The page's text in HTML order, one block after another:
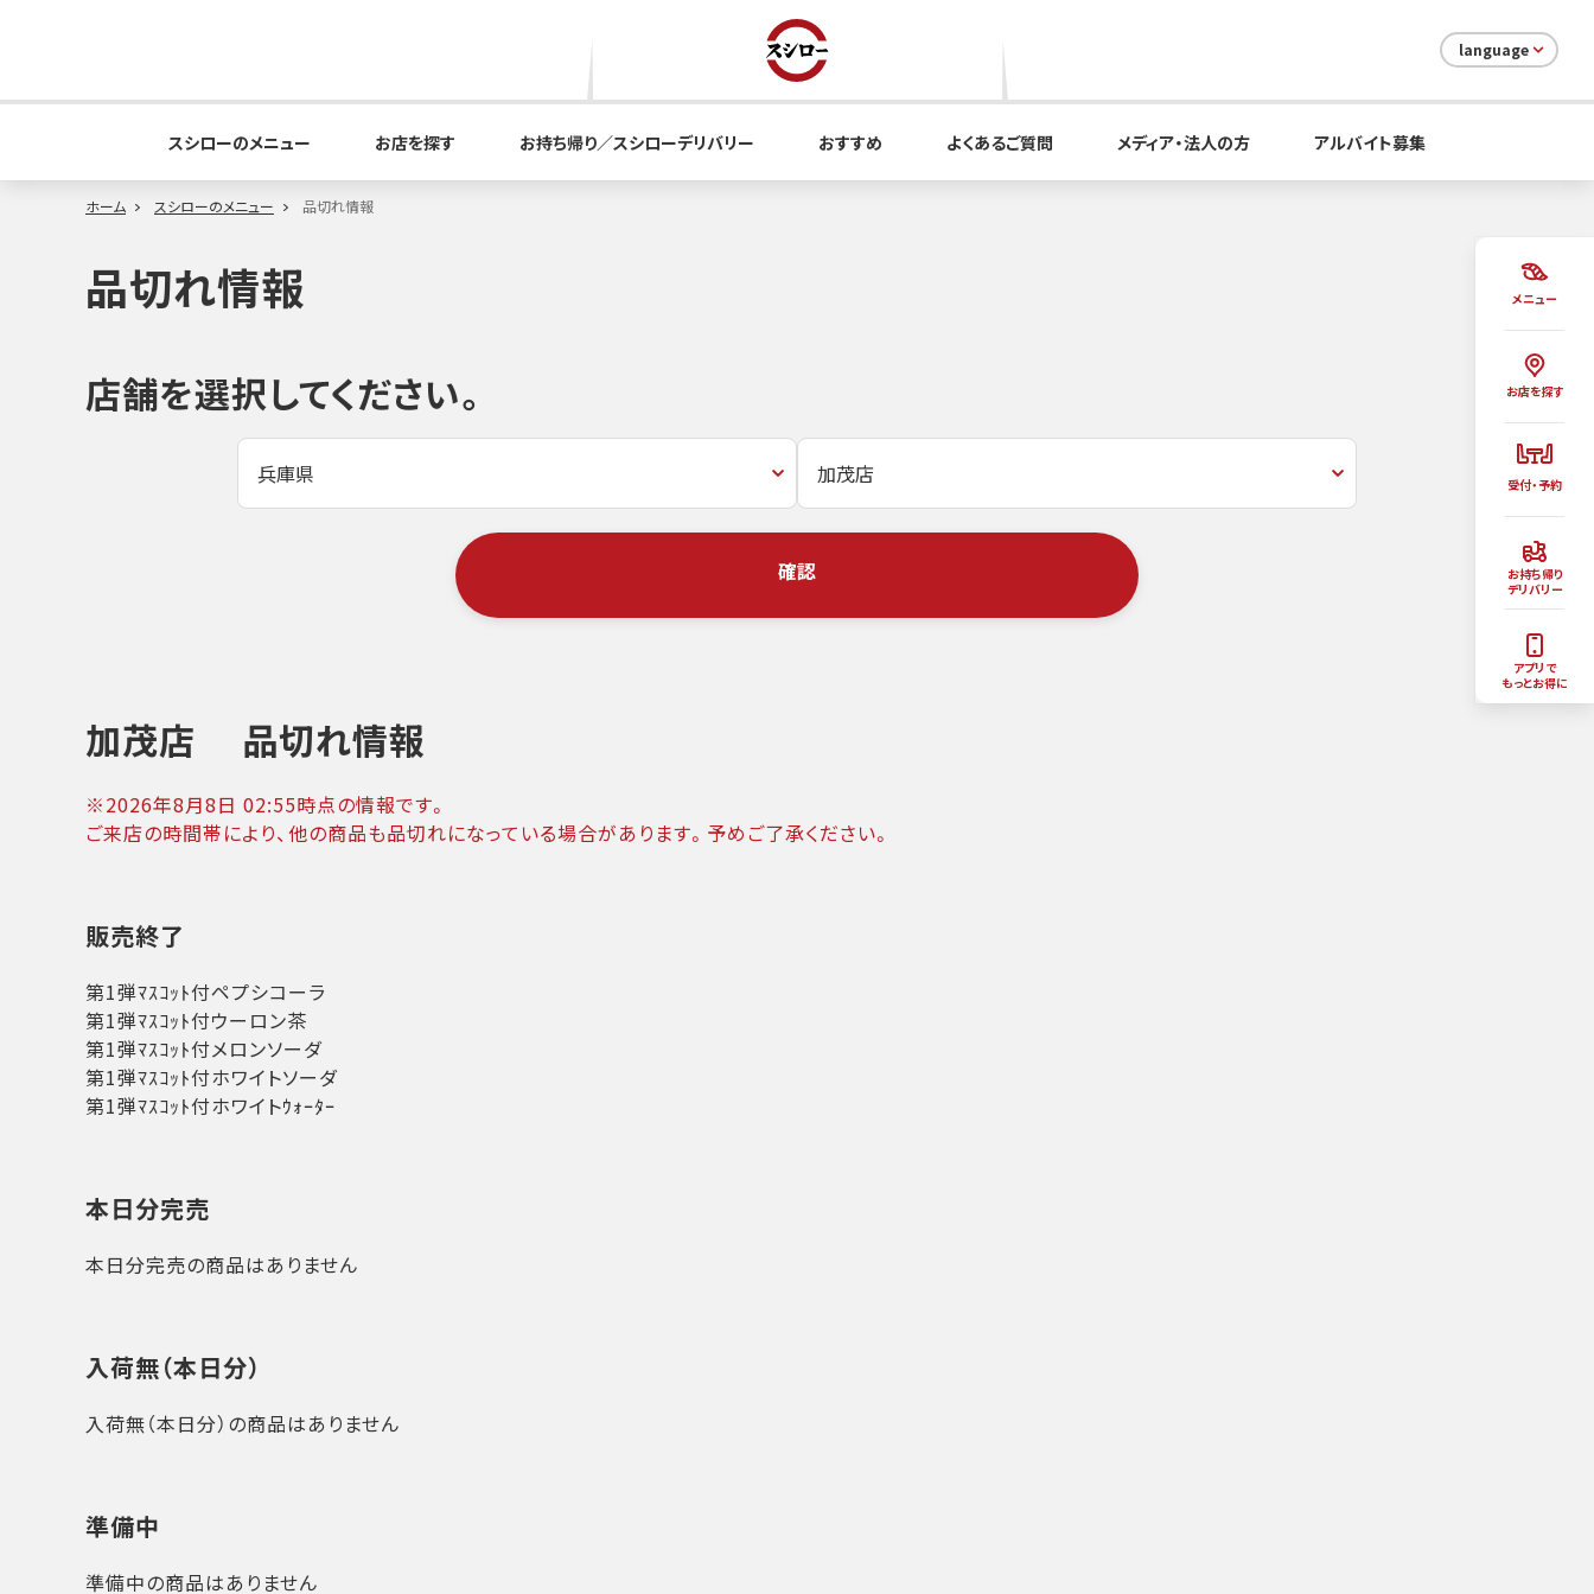
メニュー
お店を探す
受付・予約
お持ち帰り
デリバリー
アプリで
もっとお得に
language
スシローのメニュー お店を探す お持ち帰り／スシローデリバリー おすすめ よくあるご質問 メディア・法人の方 アルバイト募集
ホーム スシローのメニュー 品切れ情報
品切れ情報
店舗を選択してください。
確認
加茂店 品切れ情報
※2026年8月8日 02:55時点の情報です。
ご来店の時間帯により、他の商品も品切れになっている場合があります。予めご了承ください。
販売終了
第1弾ﾏｽｺｯﾄ付ペプシコーラ
第1弾ﾏｽｺｯﾄ付ウーロン茶
第1弾ﾏｽｺｯﾄ付メロンソーダ
第1弾ﾏｽｺｯﾄ付ホワイトソーダ
第1弾ﾏｽｺｯﾄ付ホワイトｳｫｰﾀｰ
本日分完売
本日分完売の商品はありません
入荷無（本日分）
入荷無（本日分）の商品はありません
準備中
準備中の商品はありません